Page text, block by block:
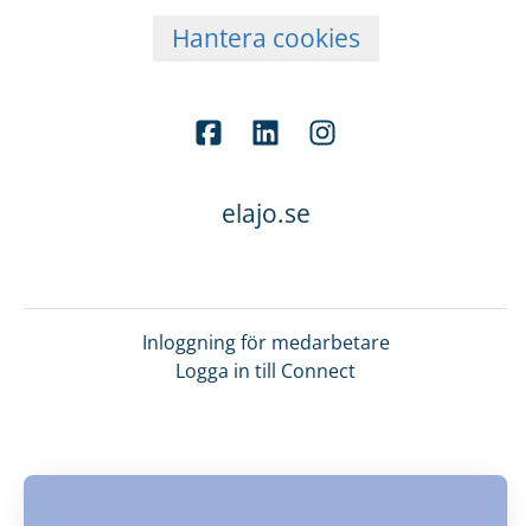
Hantera cookies
elajo.se
Inloggning för medarbetare
Logga in till Connect